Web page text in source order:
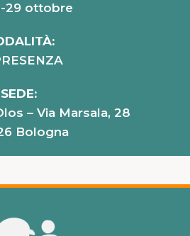
29 ottobre
SEDE:
– Via Marsala, 28
Bologna